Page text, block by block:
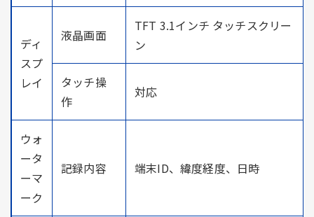
ディ
スプ
レイ
液晶画面
TFT 3.1インチ タッチスクリー
ン
タッチ操
作
対応
ウォ
ータ
ーマ
ーク
記録内容 端末ID、緯度経度、日時